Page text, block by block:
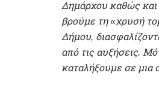
Δημάρχου καθώς και
βρούμε τη «χρυσή
Δήμου,
από τις αυξήσεις.
καταλήξουμε σε μια